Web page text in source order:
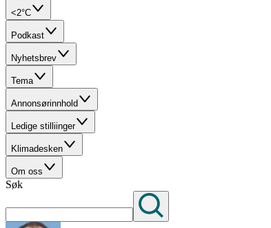
<2°C
Podkast
Nyhetsbrev
Tema
Annonsørinnhold
Ledige stilliinger
Klimadesken
Om oss
Søk